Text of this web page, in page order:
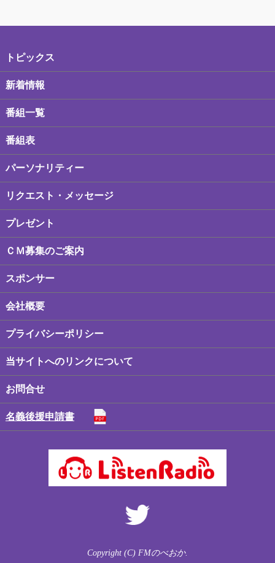
トピックス
新着情報
番組一覧
番組表
パーソナリティー
リクエスト・メッセージ
プレゼント
ＣＭ募集のご案内
スポンサー
会社概要
プライバシーポリシー
当サイトへのリンクについて
お問合せ
名義後援申請書
Copyright (C) FMのべおか.